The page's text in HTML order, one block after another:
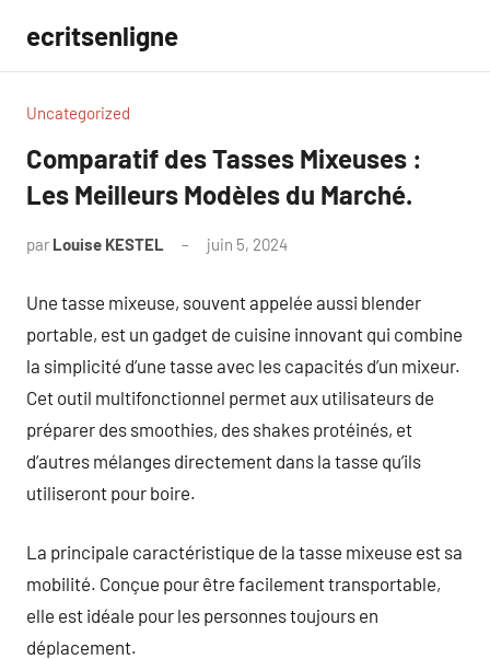
contenu
ecritsenligne
Uncategorized
Comparatif des Tasses Mixeuses :
Les Meilleurs Modèles du Marché.
par Louise KESTEL juin 5, 2024
Une tasse mixeuse, souvent appelée aussi blender
portable, est un gadget de cuisine innovant qui combine
la simplicité d’une tasse avec les capacités d’un mixeur.
Cet outil multifonctionnel permet aux utilisateurs de
préparer des smoothies, des shakes protéinés, et
d’autres mélanges directement dans la tasse qu’ils
utiliseront pour boire.
La principale caractéristique de la tasse mixeuse est sa
mobilité. Conçue pour être facilement transportable,
elle est idéale pour les personnes toujours en
déplacement.